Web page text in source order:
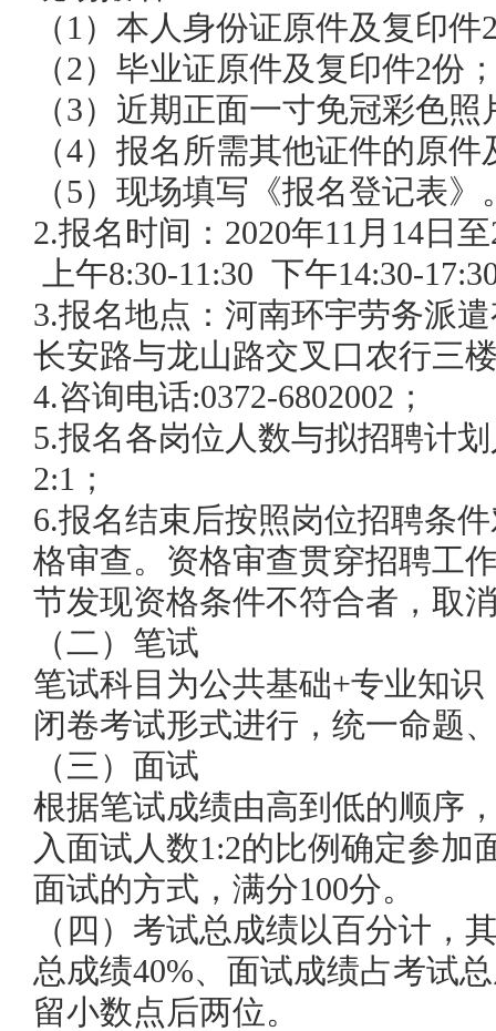
（1） 本人身份证原件及复印件
（2） 毕业证原件及复印件2份
（3） 近期正面一寸免冠彩色照
（4） 报名所需其他证件的原件
（5） 现场填写《报名登记表》
2.报名时间： 2020年11 月 14 日至
上午8:30-11:30 下午14:30-1 7:3
3.报名地点： 河南环宇劳务派
长安路与龙山路交叉口农行三
4.咨询电话:0372-6802002；
5.报名各岗位人数与拟招聘计
2:1；
6.报名结束后按照岗位招聘条
格审查。资格审查贯穿招聘工
节发现资格条件不符合者，取
（二）笔试
笔试科目为公共基础+专业知识
闭卷考试形式进行，统一命题
（三）面试
根据笔试成绩由高到低的顺序
入面试人数1:2的比例确定参加
面试的方式，满分100分。
（四）考试总成绩以百分计，
总成绩40%、面试成绩占考试
留小数点后两位。